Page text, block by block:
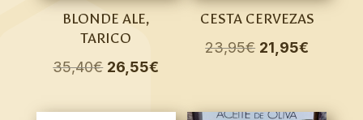
BLONDE ALE,
TARICO
35,40€ El
original
26,55€
actual
CESTA CERVEZAS
23,95€ El
era:
21,95€
es: